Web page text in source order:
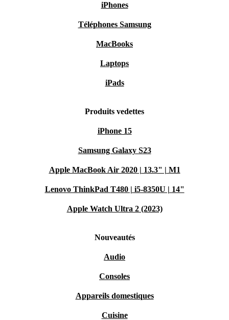
iPhones
Téléphones Samsung
MacBooks
Laptops
iPads
Produits vedettes
iPhone 15
Samsung Galaxy S23
Apple MacBook Air 2020 | 13.3" | M1
Lenovo ThinkPad T480 | i5-8350U | 14"
Apple Watch Ultra 2 (2023)
Nouveautés
Audio
Consoles
Appareils domestiques
Cuisine